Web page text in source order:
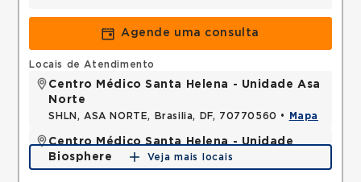
Agende uma consulta
Locais de Atendimento
Centro Médico Santa Helena - Unidade Asa
Norte
SHLN, ASA NORTE, Brasilia, DF, 70770560 • Mapa
Centro Médico Santa Helena - Unidade
Biosphere
SHLN, ASA NORTE, Brasilia, DF, 70770560 •Mapa
Veja mais locais